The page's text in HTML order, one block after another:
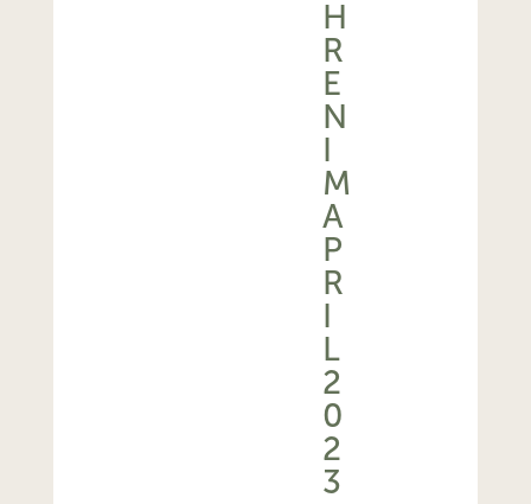
H
R
E
N
I
M
A
P
R
I
L
2
0
2
3